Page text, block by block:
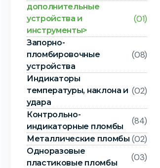
дополнительные
устройства и
инструменты>
(01)
Запорно-
пломбировочные
устройства
(08)
Индикаторы
температуры, наклона и
удара
(02)
Контрольно-
индикаторные пломбы
(84)
Металлические пломбы (02)
Одноразовые
пластиковые пломбы
(03)